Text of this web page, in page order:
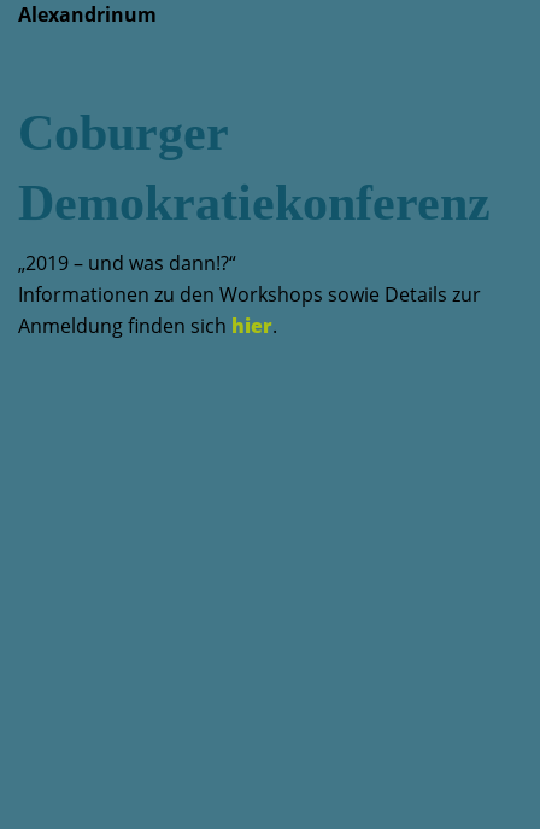
Alexandrinum
Coburger
Demokratiekonferenz
„2019 – und was dann!?“
Informationen zu den Workshops sowie Details zur
Anmeldung finden sich hier.